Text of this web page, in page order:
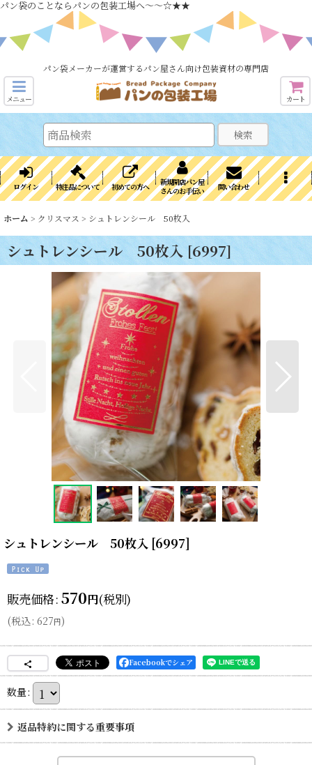
パン袋のことならパンの包装工場へ～～☆★★
パン袋メーカーが運営するパン屋さん向け包装資材の専門店
メニュー カート
検索
ログイン 特注品について 初めての方へ
新規開店パン屋
さんのお手伝い
問い合わせ
ホーム > クリスマス > シュトレンシール 50枚入
シュトレンシール 50枚入 [6997]
シュトレンシール 50枚入 [6997]
販売価格: 570円(税別)
(税込: 627円)
Facebookでシェア
数量:
返品特約に関する重要事項